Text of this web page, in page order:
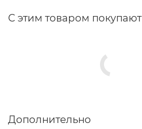
С этим товаром покупают
Дополнительно